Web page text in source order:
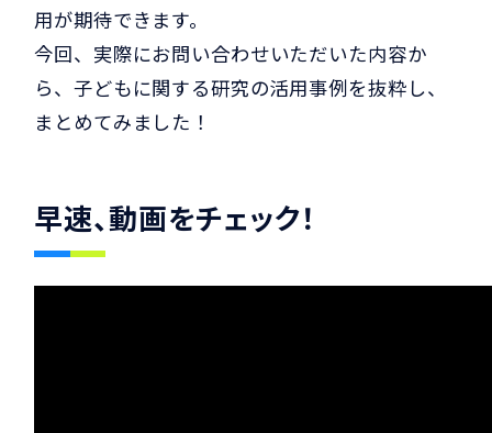
用が期待できます。
今回、実際にお問い合わせいただいた内容か
ら、子どもに関する研究の活用事例を抜粋し、
まとめてみました！
早速、動画をチェック！